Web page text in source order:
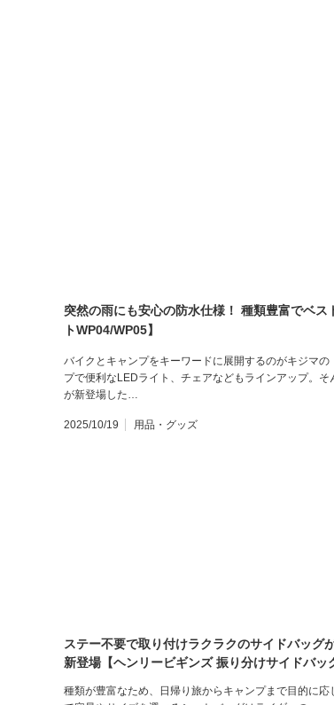
突然の雨にも安心の防水仕様！ 種類豊富でベ
トWP04/WP05】
バイクとキャンプをキーワードに展開するのがキジマ
プで便利なLEDライト、チェアなどもラインアップ。
が新登場した…
2025/10/19 用品・グッズ
ステー不要で取り付けラクラクのサイドバッグ
新登場【ヘンリービギンズ 振り分けサイドバッ
種類が豊富なため、日帰り旅からキャンプまで目的に応